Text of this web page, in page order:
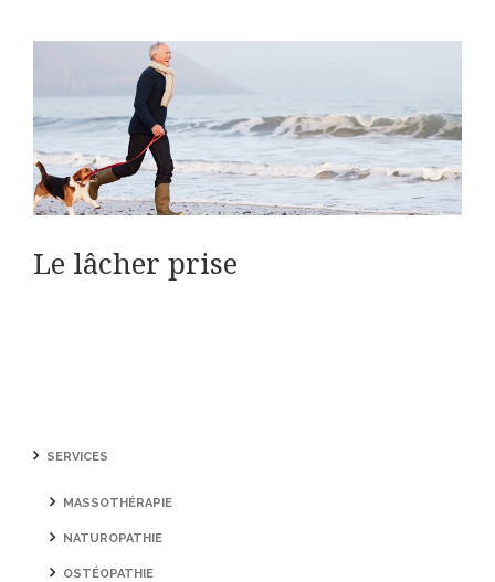
Le lâcher prise
SERVICES
MASSOTHÉRAPIE
NATUROPATHIE
OSTÉOPATHIE